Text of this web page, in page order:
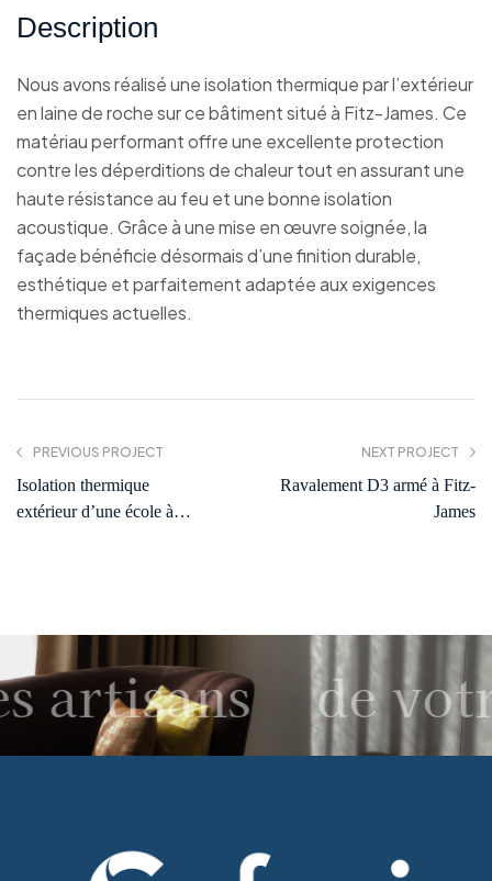
Description
Nous avons réalisé une isolation thermique par l’extérieur
en laine de roche sur ce bâtiment situé à Fitz-James. Ce
matériau performant offre une excellente protection
contre les déperditions de chaleur tout en assurant une
haute résistance au feu et une bonne isolation
acoustique. Grâce à une mise en œuvre soignée, la
façade bénéficie désormais d’une finition durable,
esthétique et parfaitement adaptée aux exigences
thermiques actuelles.
PREVIOUS PROJECT
Isolation thermique
extérieur d’une école à
NEXT PROJECT
Ravalement D3 armé à Fitz-
James
artisans de